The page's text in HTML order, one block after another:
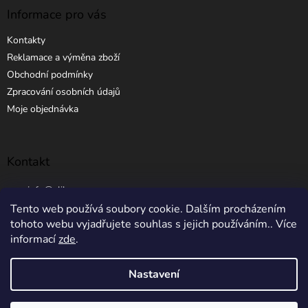
Tento web používá soubory cookie. Dalším procházením
tohoto webu vyjadřujete souhlas s jejich používáním.. Více
informacízde.
Nastavení
Informace pro vás
Kontakty
Reklamace a výměna zboží
Obchodní podmínky
Zpracování osobních údajů
Moje objednávka
Kontakt
info @ elibros.cz
+420 734 184 444